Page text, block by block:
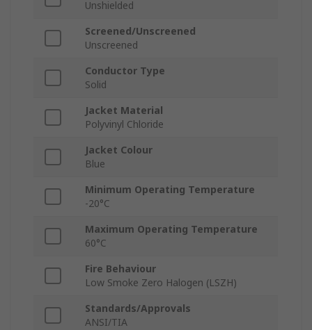
Unshielded
Screened/Unscreened
Unscreened
Conductor Type
Solid
Jacket Material
Polyvinyl Chloride
Jacket Colour
Blue
Minimum Operating Temperature
-20°C
Maximum Operating Temperature
60°C
Fire Behaviour
Low Smoke Zero Halogen (LSZH)
Standards/Approvals
ANSI/TIA